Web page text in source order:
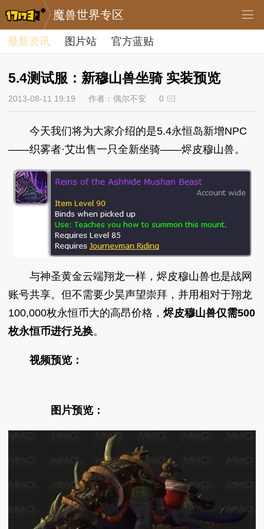
魔兽世界专区
最新资讯 图片站 官方蓝贴
5.4测试服：新穆山兽坐骑 实装预览
2013-08-11 19:19 作者：偶尔不安 0
今天我们将为大家介绍的是5.4永恒岛新增NPC
——织雾者·艾出售一只全新坐骑——烬皮穆山兽。
与神圣黄金云端翔龙一样，烬皮穆山兽也是战网
账号共享。但不需要少昊声望崇拜，并用相对于翔龙
100,000枚永恒币大的高昂价格，烬皮穆山兽仅需500
枚永恒币进行兑换。
视频预览：
图片预览：